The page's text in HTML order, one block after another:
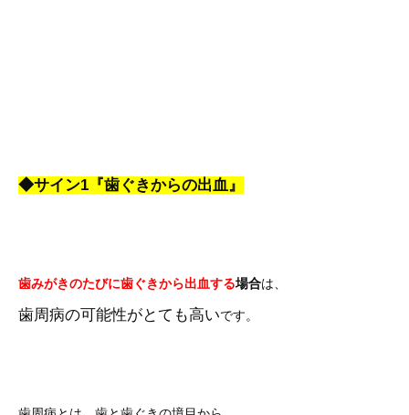
◆サイン1『歯ぐきからの出血』
歯みがきのたびに歯ぐきから出血する場合は、
歯周病の可能性がとても高いです。